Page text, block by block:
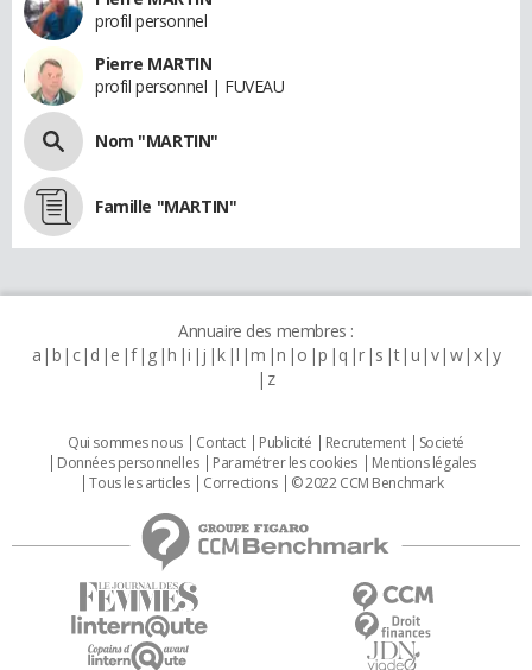
profil personnel
Pierre MARTIN
profil personnel | FUVEAU
Nom "MARTIN"
Famille "MARTIN"
Annuaire des membres :
a b c d e f g h i j k l m n o p q r s t u v w x y
z
Qui sommes nous Contact Publicité Recrutement
Societé
Données personnelles
Paramétrer les cookies
Mentions légales
Tous les articles
Corrections © 2022 CCM Benchmark